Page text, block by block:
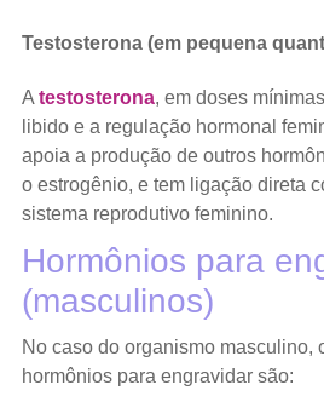
Testosterona (em pequena
Atestosterona, em doses
libido e a regulação hormonal
apoia a produção de outros
o estrogênio, e tem ligação direta
sistema reprodutivo feminino.
Hormônios para
(masculinos)
No caso do organismo masculino,
hormônios para engravidar são: